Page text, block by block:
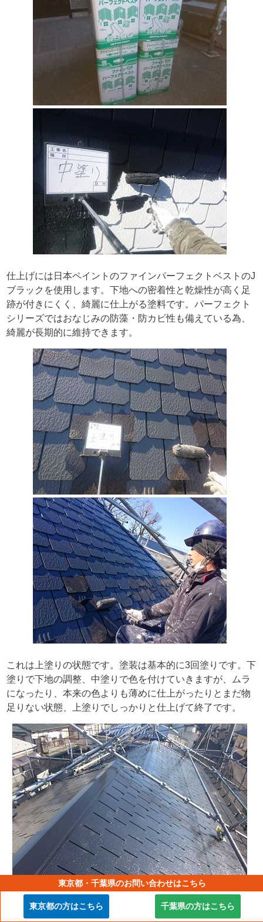
仕上げには日本ペイントのファインパーフェクトベストのJ
ブラックを使用します。下地への密着性と乾燥性が高く足
跡が付きにくく、綺麗に仕上がる塗料です。パーフェクト
シリーズではおなじみの防藻・防カビ性も備えている為、
綺麗が長期的に維持できます。
これは上塗りの状態です。塗装は基本的に3回塗りです。下
塗りで下地の調整、中塗りで色を付けていきますが、ムラ
になったり、本来の色よりも薄めに仕上がったりとまだ物
足りない状態、上塗りでしっかりと仕上げて終了です。
屋根塗装完了後です。艶ありの黒い屋根は光を綺麗に反射
東京都・千葉県のお問い合わせはこちら
東京都の方はこちら 千葉県の方はこちら